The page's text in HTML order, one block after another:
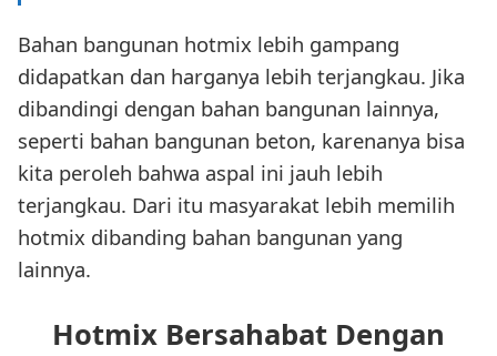
Bahan bangunan hotmix lebih gampang
didapatkan dan harganya lebih terjangkau. Jika
dibandingi dengan bahan bangunan lainnya,
seperti bahan bangunan beton, karenanya bisa
kita peroleh bahwa aspal ini jauh lebih
terjangkau. Dari itu masyarakat lebih memilih
hotmix dibanding bahan bangunan yang
lainnya.
Hotmix Bersahabat Dengan